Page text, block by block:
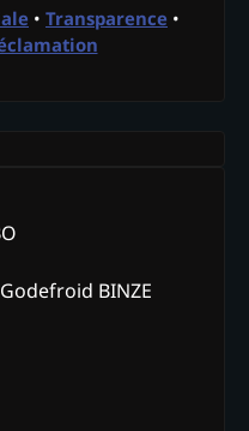
• Transparence •
BINZE